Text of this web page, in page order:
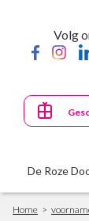
content
Volg
De Roze
Breadcrumb
Home